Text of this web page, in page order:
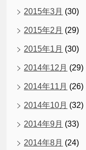
2015年3月 (30)
2015年2月 (29)
2015年1月 (30)
2014年12月 (29)
2014年11月 (26)
2014年10月 (32)
2014年9月 (33)
2014年8月 (24)